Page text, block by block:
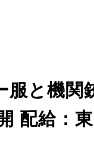
服と機関
配給：